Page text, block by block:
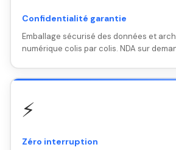
Confidentialité garantie
Emballage sécurisé des données et
numérique colis par colis. NDA sur
⚡
Zéro interruption